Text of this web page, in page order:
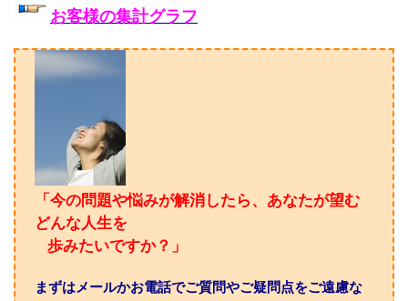
お客様の集計グラフ
「今の問題や悩みが解消したら、あなたが望む
どんな人生を
歩みたいですか？」
まずはメールかお電話でご質問やご疑問点をご遠慮な